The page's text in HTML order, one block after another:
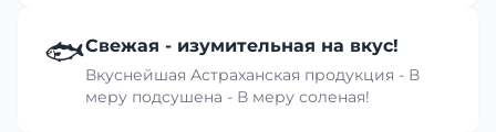
🐟Свежая - изумительная на вкус!
Вкуснейшая Астраханская продукция - В
меру подсушена - В меру соленая!